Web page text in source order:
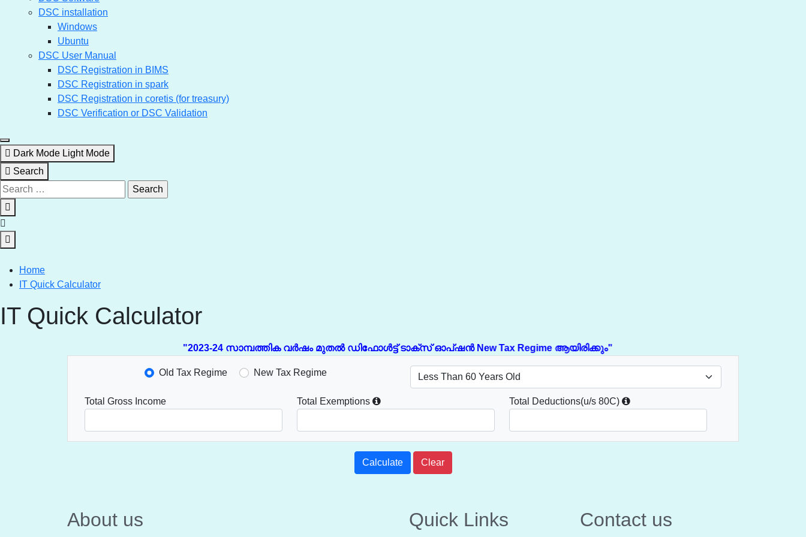
DSC installation
Windows
Ubuntu
DSC User Manual
DSC Registration in BIMS
DSC Registration in spark
DSC Registration in coretis (for treasury)
DSC Verification or DSC Validation
Dark Mode Light Mode
Search
Home
IT Quick Calculator
IT Quick Calculator
"2023-24 സാമ്പത്തിക വർഷം മുതൽ ഡിഫോൾട്ട് ടാക്സ് ഓപ്ഷൻ New Tax Regime ആയിരിക്കും"
Old Tax Regime New Tax Regime
Total Gross Income Total Exemptions Total Deductions(u/s 80C)
Calculate Clear
About us Quick Links Contact us